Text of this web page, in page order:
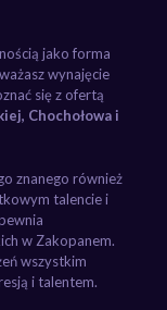
jako forma
wynajęcie
się z ofertą
Chochołowa i
znanego również
talencie i
w Zakopanem.
wszystkim
i talentem.